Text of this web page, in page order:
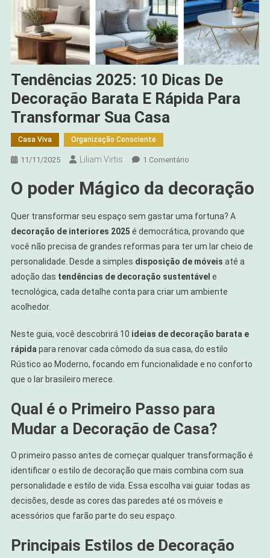
Tendências 2025: 10 Dicas De
Decoração Barata E Rápida Para
Transformar Sua Casa
Casa Viva Organização Consciente
11/11/2025 Liliam Virtis 1 ComentárioEm
2025:
Dicas
De
Decoração
Barata
Para
Casa
O poder Mágico da decoração
Quer transformar seu espaço sem gastar uma fortuna? A
decoração de interiores 2025 é democrática, provando que
você não precisa de grandes reformas para ter um lar cheio de
personalidade. Desde a simples disposição de móveis até a
adoção das tendências de decoração sustentável e
tecnológica, cada detalhe conta para criar um ambiente
acolhedor.
Neste guia, você descobrirá 10 ideias de decoração barata e
rápida para renovar cada cômodo da sua casa, do estilo
Rústico ao Moderno, focando em funcionalidade e no conforto
que o lar brasileiro merece.
Qual é o Primeiro Passo para
Mudar a Decoração de Casa?
O primeiro passo antes de começar qualquer transformação é
identificar o estilo de decoração que mais combina com sua
personalidade e estilo de vida. Essa escolha vai guiar todas as
decisões, desde as cores das paredes até os móveis e
acessórios que farão parte do seu espaço.
Principais Estilos de Decoração